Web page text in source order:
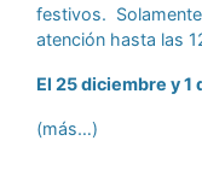
festivos.
atención hasta las
El 25 diciembre y
(más…)